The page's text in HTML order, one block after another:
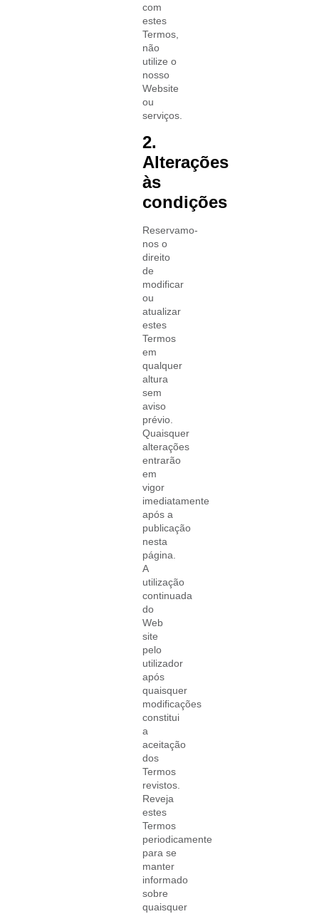
com
estes
Termos,
não
utilize o
nosso
Website
ou
serviços.
2.
Alterações
às
condições
Reservamo-
nos o
direito
de
modificar
ou
atualizar
estes
Termos
em
qualquer
altura
sem
aviso
prévio.
Quaisquer
alterações
entrarão
em
vigor
imediatamente
após a
publicação
nesta
página.
A
utilização
continuada
do
Web
site
pelo
utilizador
após
quaisquer
modificações
constitui
a
aceitação
dos
Termos
revistos.
Reveja
estes
Termos
periodicamente
para se
manter
informado
sobre
quaisquer